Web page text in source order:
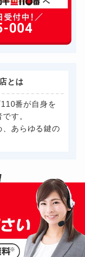
11,000円～(税込)
6,600円～(税込)
14,300円～(税込)
13,200円～(税込)
14,300円～(税込)
004
とは
番が自身を
す。
、あらゆる鍵の